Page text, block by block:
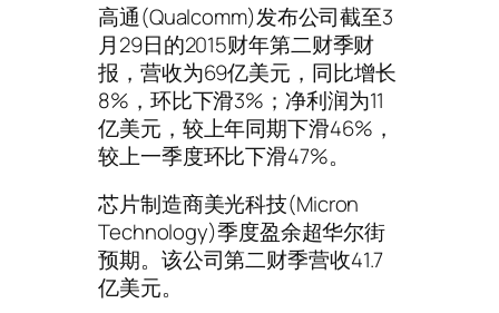
高通(Qualcomm)发布公司截至3
月29日的2015财年第二财季财
报，营收为69亿美元，同比增长
8%，环比下滑3%；净利润为11
亿美元，较上年同期下滑46%，
较上一季度环比下滑47%。
芯片制造商美光科技(Micron
Technology)季度盈余超华尔街
预期。该公司第二财季营收41.7
亿美元。